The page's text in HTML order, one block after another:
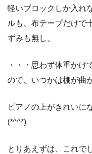
軽いブロックしか入れ
ルも、布テープだけで
ずみも無し。
・・・思わず体重かけ
ので、いつかは棚が曲
ピアノの上がきれいに
(*^^*)
とりあえずは、これで